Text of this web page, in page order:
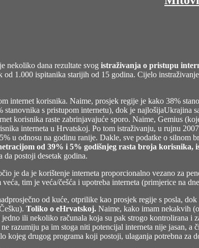
nekoliko dana rezultate svog istraživanja o pristupu
od 1.000 ispitanika starijih od 15 godina. Cijelo
internet korisnika. Naime, prosjek regije je kako 38%
stanovnika s pristupom internetu), dok je
korisnika raste zabrinjavajuće sporo. Naime, Gemius
interneta u Hrvatskoj. Po tom istraživanju, u rujnu
u odnosu na godinu ranije. Dakle, sve podatke o
od 39% i 5% godišnjeg rasta broja korisnika,
da postoji desetak godina.
je da je korištenje interneta proporcionalno vezano za
tim je veća/češća i upotreba interneta (primjerice na
od kuće, otprilike kao prosjek regije s posla,
Toliko o eHrvatskoj. Naime, kako imam nekakvih
ili nekoliko računala koja su pak strogo kontrolirana
razumiju pa im stoga niti potencijal interneta nije jasan, a
kojeg drugog programa koji postoji, ulaganja potrebna za